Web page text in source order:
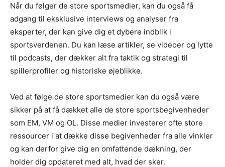
Når du følger de store sportsmedier, kan du også få
adgang til eksklusive interviews og analyser fra
eksperter, der kan give dig et dybere indblik i
sportsverdenen. Du kan læse artikler, se videoer og lytte
til podcasts, der dækker alt fra taktik og strategi til
spillerprofiler og historiske øjeblikke.
Ved at følge de store sportsmedier kan du også være
sikker på at få dækket alle de store sportsbegivenheder
som EM, VM og OL. Disse medier investerer ofte store
ressourcer i at dække disse begivenheder fra alle vinkler
og kan derfor give dig en omfattende dækning, der
holder dig opdateret med alt, hvad der sker.